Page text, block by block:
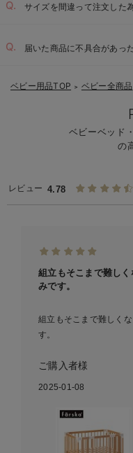
サイズを間違って注文した
届いた商品に不具合があっ
ベビー用品TOP ＞ ベビー全商品
ベビーベッド
の
レビュー 4.78
組立もそこまで難し
みです。
組立もそこまで難しく
す。
ご購入者様
2025-01-08